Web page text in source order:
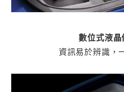
數位式液晶
資訊易於辨識，